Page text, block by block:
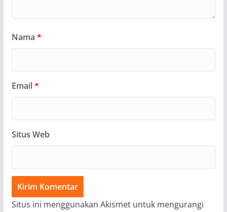
Nama *
Email*
Situs Web
Situs ini menggunakan Akismet untuk mengurangi